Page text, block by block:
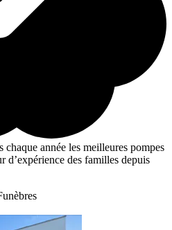
année les meilleures pompes
d’expérience des familles depuis